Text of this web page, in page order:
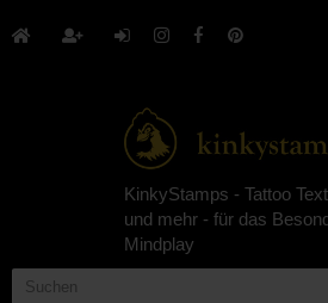
KinkyStamps - Tattoo
und mehr - für das
Mindplay